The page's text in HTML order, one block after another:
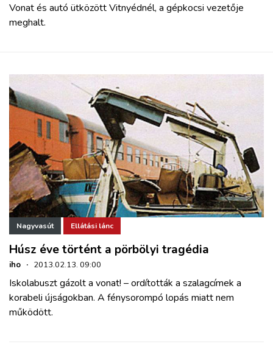
ARCHÍVUM
BELÉPÉS
REGISZTRÁCIÓ
Vonat és autó ütközött Vitnyédnél, a gépkocsi vezetője
meghalt.
Nagyvasút Ellátási lánc
Húsz éve történt a pörbölyi tragédia
iho · 2013.02.13. 09:00
Iskolabuszt gázolt a vonat! – ordították a szalagcímek a
korabeli újságokban. A fénysorompó lopás miatt nem
működött.